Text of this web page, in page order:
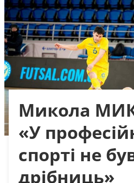
Микола
«У
спорті не
дрібниць»